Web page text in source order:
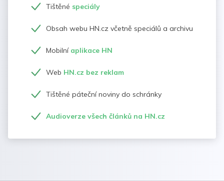
Tištěné speciály
Obsah webu HN.cz včetně speciálů a archivu
Mobilní aplikace HN
Web HN.cz bez reklam
Tištěné páteční noviny do schránky
Audioverze všech článků na HN.cz